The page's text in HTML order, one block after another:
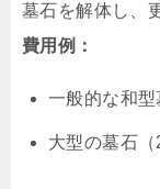
墓石を解体し、
費用例：
一般的な和
大型の墓石